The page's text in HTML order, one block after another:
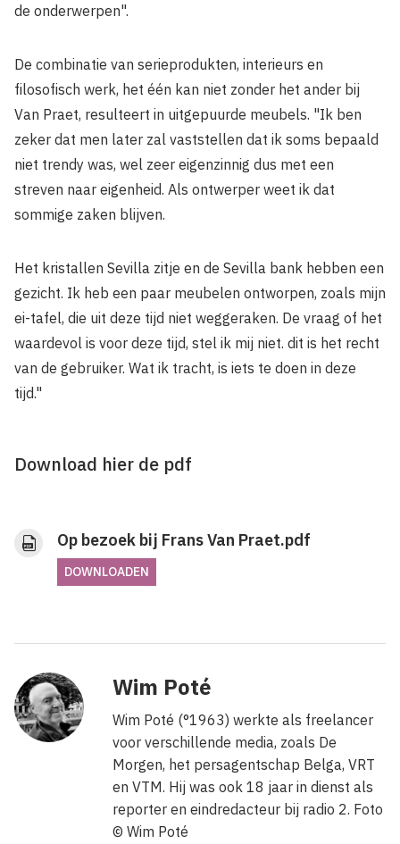
de onderwerpen".
De combinatie van serie­produkten, interieurs en
filosofisch werk, het één kan niet zonder het ander bij
Van Praet, resulteert in uitge­puurde meubels. "Ik ben
zeker dat men later zal vast­stellen dat ik soms bepaald
niet trendy was, wel zeer eigenzinnig dus met een
streven naar eigenheid. Als ontwerper weet ik dat
sommige zaken blijven.
Het kristallen Sevilla zitje en de Sevilla bank hebben een
gezicht. Ik heb een paar meubelen ontworpen, zoals mijn
ei-tafel, die uit deze tijd niet weggeraken. De vraag of het
waardevol is voor deze tijd, stel ik mij niet. dit is het recht
van de gebruiker. Wat ik tracht, is iets te doen in deze
tijd."
Download hier de pdf
Op bezoek bij Frans Van Praet.pdf
DOWNLOADEN
Wim Poté
Wim Poté (°1963) werkte als freelancer
voor verschillende media, zoals De
Morgen, het persagentschap Belga, VRT
en VTM. Hij was ook 18 jaar in dienst als
reporter en eindredacteur bij radio 2. Foto
© Wim Poté